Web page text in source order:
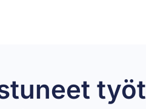
työt​